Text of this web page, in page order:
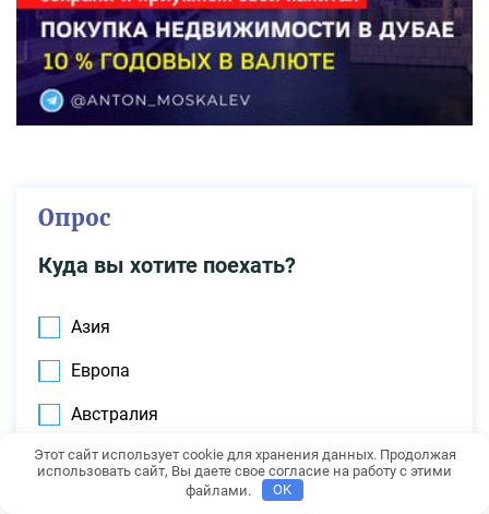
Опрос
Куда вы хотите поехать?
Азия
Европа
Австралия
Египет или Турция
США или Канада
Этот сайт использует cookie для хранения данных. Продолжая
использовать сайт, Вы даете свое согласие на работу с этими
файлами.
OK